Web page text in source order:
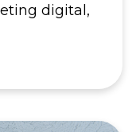
digital,